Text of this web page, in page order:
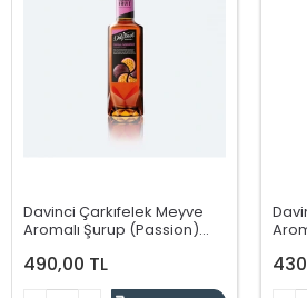
Davinci Çarkıfelek Meyve
Aromalı Şurup (Passion)
490,00 TL